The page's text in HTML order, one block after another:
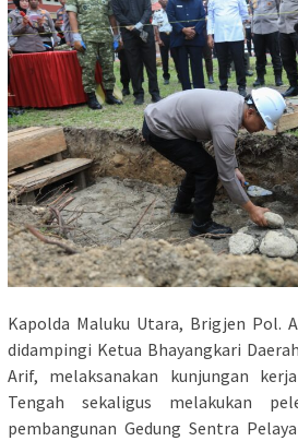
Kapolda Maluku Utara, Brigjen Pol.
didampingi Ketua Bhayangkari
Arif, melaksanakan kunjungan
Tengah sekaligus melakukan
pembangunan Gedung Sentra